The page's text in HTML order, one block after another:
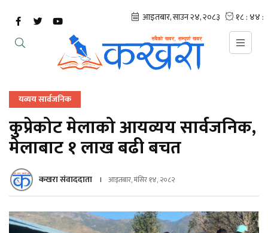
यव्यय सार्वजनिक
कुप्रेकोट मेलाको आयव्यय सार्वजनिक,
मेलाबाट १ लाख बढी बचत
कखरा संवाददाता आइतबार, मंसिर १४, २०८२